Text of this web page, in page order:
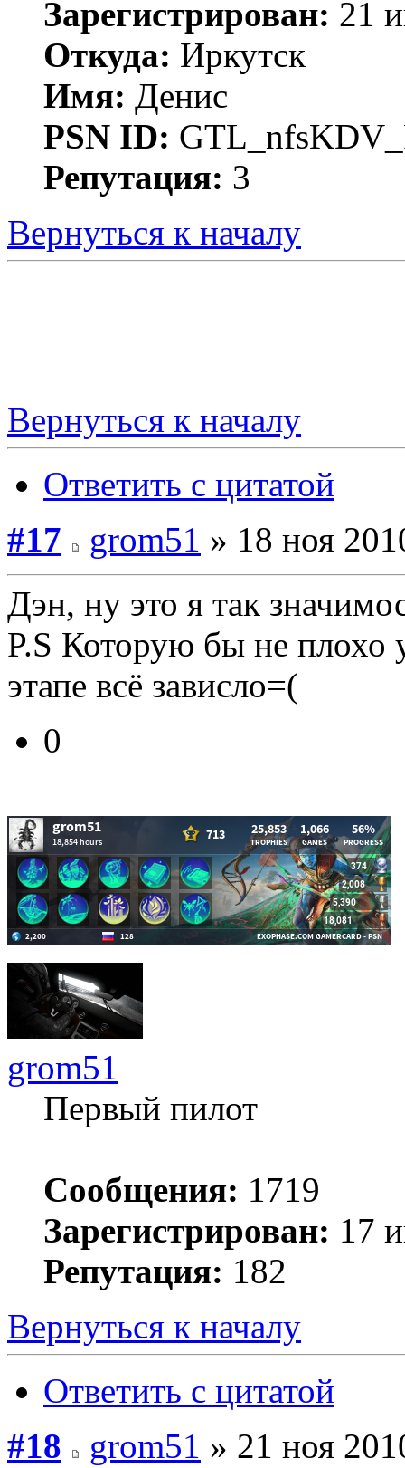
Зарегистрирован: 21
Откуда: Иркутск
Имя: Денис
PSN ID:
Репутация: 3
Вернуться к началу
Вернуться к началу
Ответить с цитатой
#17
grom51 » 18 ноя
Дэн, ну это я так
P.S Которую бы не плохо
этапе всё зависло=(
0
grom51
Первый пилот
Сообщения: 1719
Зарегистрирован: 17
Репутация: 182
Вернуться к началу
Ответить с цитатой
#18
grom51 » 21 ноя